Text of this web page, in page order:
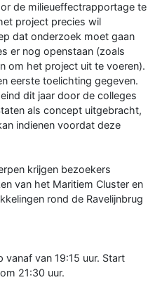
de milieueffectrapportage te
project precies wil
dat onderzoek moet gaan
er nog openstaan (zoals
om het project uit te voeren).
eerste toelichting gegeven.
dit jaar door de colleges
als concept uitgebracht,
indienen voordat deze
krijgen bezoekers
van het Maritiem Cluster en
rond de Ravelijnbrug
van 19:15 uur. Start
21:30 uur.